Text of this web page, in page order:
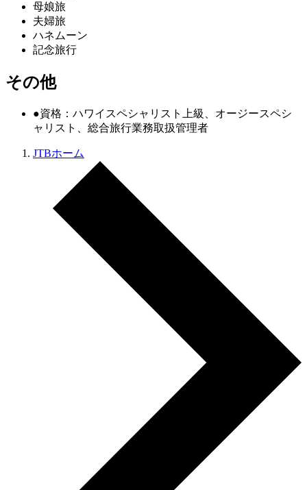
母娘旅
夫婦旅
ハネムーン
記念旅行
その他
●資格：ハワイスペシャリスト上級、オージースペシ
ャリスト、総合旅行業務取扱管理者
JTBホーム